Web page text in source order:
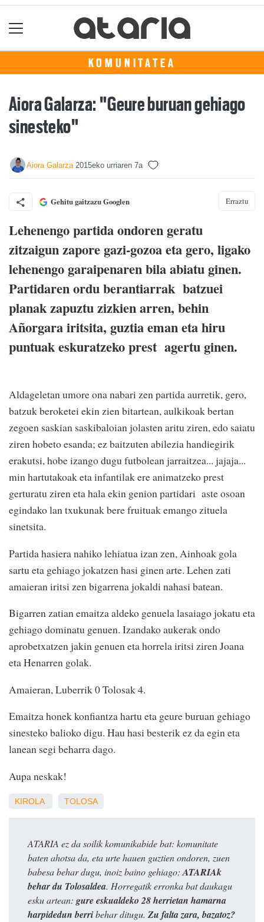
KOMUNITATEA
Aiora Galarza: "Geure buruan gehiago
sinesteko"
Aiora Galarza 2015eko urriaren 7a
Gehitu gaitzazu Googlen Erraztu
Lehenengo partida ondoren geratu
zitzaigun zapore gazi-gozoa eta gero, ligako
lehenengo garaipenaren bila abiatu ginen.
Partidaren ordu berantiarrak batzuei
planak zapuztu zizkien arren, behin
Añorgara iritsita, guztia eman eta hiru
puntuak eskuratzeko prest agertu ginen.
Aldageletan umore ona nabari zen partida aurretik, gero,
batzuk beroketei ekin zien bitartean, aulkikoak bertan
zegoen saskian saskibaloian jolasten aritu ziren, edo saiatu
ziren hobeto esanda; ez baitzuten abilezia handiegirik
erakutsi, hobe izango dugu futbolean jarraitzea... jajaja...
min hartutakoak eta infantilak ere animatzeko prest
gerturatu ziren eta hala ekin genion partidari aste osoan
egindako lan txukunak bere fruituak emango zituela
sinetsita.
Partida hasiera nahiko lehiatua izan zen, Ainhoak gola
sartu eta gehiago jokatzen hasi ginen arte. Lehen zati
amaieran iritsi zen bigarrena jokaldi nahasi batean.
Bigarren zatian emaitza aldeko genuela lasaiago jokatu eta
gehiago dominatu genuen. Izandako aukerak ondo
aprobetxatzen jakin genuen eta horrela iritsi ziren Joana
eta Henarren golak.
Amaieran, Luberrik 0 Tolosak 4.
Emaitza honek konfiantza hartu eta geure buruan gehiago
sinesteko balioko digu. Hau hasi besterik ez da egin eta
lanean segi beharra dago.
Aupa neskak!
KIROLA TOLOSA
ATARIA ez da soilik komunikabide bat: komunitate
baten ahotsa da, eta urte hauen guztien ondoren, zuen
babesa behar dugu, inoiz baino gehiago:ATARIAk
behar du Tolosaldea. Horregatik erronka bat daukagu
esku artean: gure eskualdeko 28 herrietan hamarna
harpidedun berribehar ditugu. Zu falta zara, bazatoz?